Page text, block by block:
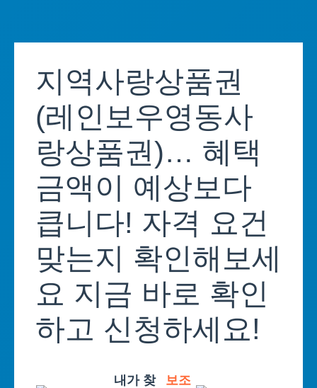
content지역사랑상품권
(레인보우영동사
랑상품권)… 혜택
금액이 예상보다
큽니다! 자격 요건
맞는지 확인해보세
요 지금 바로 확인
하고 신청하세요!
내가 찾
보조